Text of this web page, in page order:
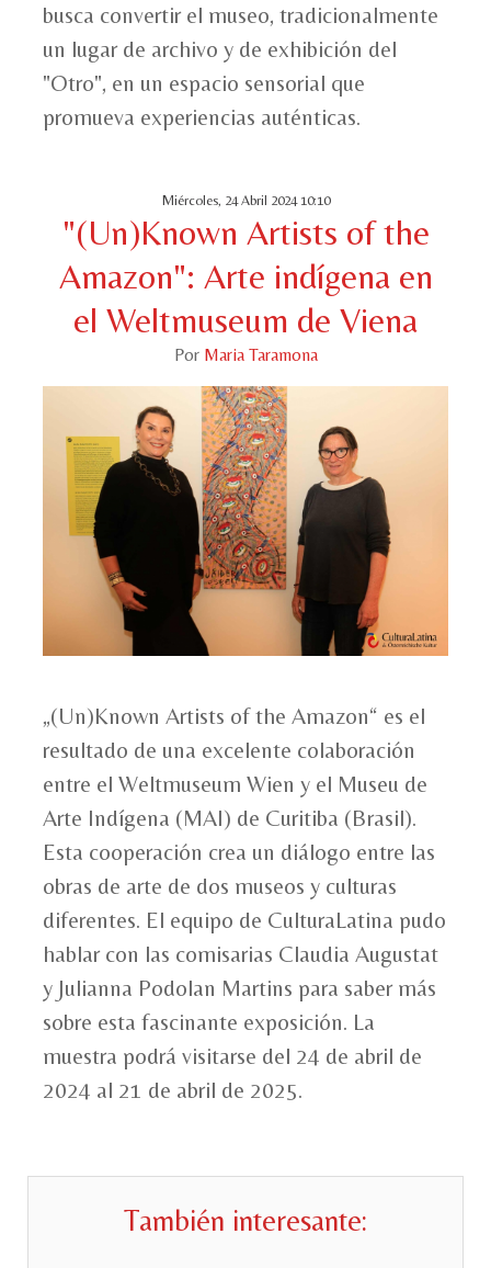
busca convertir el museo, tradicionalmente
un lugar de archivo y de exhibición del
"Otro", en un espacio sensorial que
promueva experiencias auténticas.
Miércoles, 24 Abril 2024 10:10
"(Un)Known Artists of the
Amazon": Arte indígena en
el Weltmuseum de Viena
Por Maria Taramona
„(Un)Known Artists of the Amazon“ es el
resultado de una excelente colaboración
entre el Weltmuseum Wien y el Museu de
Arte Indígena (MAI) de Curitiba (Brasil).
Esta cooperación crea un diálogo entre las
obras de arte de dos museos y culturas
diferentes. El equipo de CulturaLatina pudo
hablar con las comisarias Claudia Augustat
y Julianna Podolan Martins para saber más
sobre esta fascinante exposición. La
muestra podrá visitarse del 24 de abril de
2024 al 21 de abril de 2025.
También interesante: